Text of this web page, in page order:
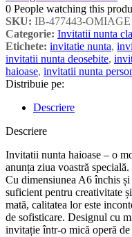
0 People watching this
SKU: IB-477443-OMIAGE
Categorie: Invitatii nunta
Etichete: invitatie nunta,
invitatii nunta deosebite,
haioase, invitatii nunta
Distribuie pe:
Descriere
Descriere
Invitatii nunta haioase – o
anunța ziua voastră specială.
Cu dimensiunea A6 închis
suficient pentru creativitate
mată, calitatea lor este
de sofisticare. Designul cu
invitație într-o mică operă